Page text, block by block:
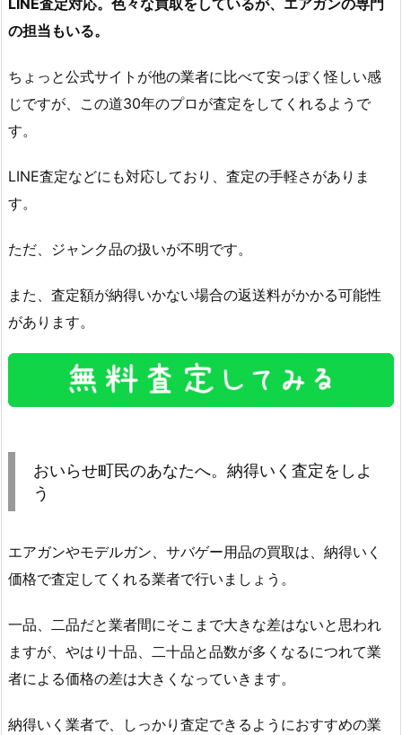
LINE査定対応。色々な買取をしているが、エアガンの専門
の担当もいる。
ちょっと公式サイトが他の業者に比べて安っぽく怪しい感
じですが、この道30年のプロが査定をしてくれるようで
す。
LINE査定などにも対応しており、査定の手軽さがありま
す。
ただ、ジャンク品の扱いが不明です。
また、査定額が納得いかない場合の返送料がかかる可能性
があります。
おいらせ町民のあなたへ。納得いく査定をしよ
う
エアガンやモデルガン、サバゲー用品の買取は、納得いく
価格で査定してくれる業者で行いましょう。
一品、二品だと業者間にそこまで大きな差はないと思われ
ますが、やはり十品、二十品と品数が多くなるにつれて業
者による価格の差は大きくなっていきます。
納得いく業者で、しっかり査定できるようにおすすめの業